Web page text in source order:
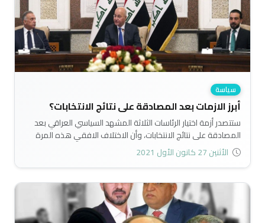
دورة انتخابية..
سياسة
أبرز الازمات بعد المصادقة على نتائج الانتخابات؟
ستتصدر أزمة اختيار الرئاسات الثلاثة المشهد السياسي العراقي بعد
المصادقة على نتائج الانتخابات، وأن الاختلاف الافقي هذه المرة
سيعقد من أزمة التوافق السياسي؛ الأمر الذي سينعكس على
عملية تشكيل الحكومة المقبلة..
الأثنين 27 كانون الأول 2021